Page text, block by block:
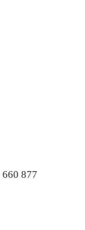
660 877